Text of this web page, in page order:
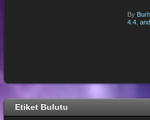
By
4.4
Etiket Bulutu